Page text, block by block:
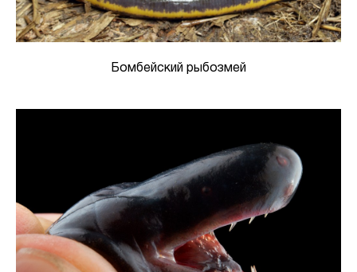
Бомбейский рыбозмей